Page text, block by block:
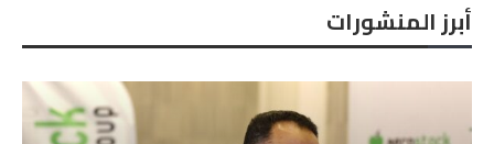
أبرز المنشورات